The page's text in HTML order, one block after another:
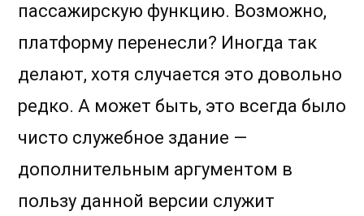
пассажирскую функцию. Возможно,
платформу перенесли? Иногда так
делают, хотя случается это довольно
редко. А может быть, это всегда было
чисто служебное здание —
дополнительным аргументом в
пользу данной версии служит